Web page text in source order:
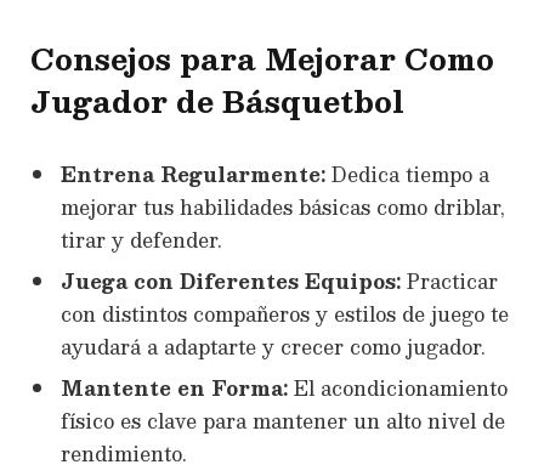
Consejos para Mejorar Como
Jugador de Básquetbol
Entrena Regularmente:Dedica tiempo a
mejorar tus habilidades básicas como driblar,
tirar y defender.
Juega con Diferentes Equipos:Practicar
con distintos compañeros y estilos de juego te
ayudará a adaptarte y crecer como jugador.
Mantente en Forma:El acondicionamiento
físico es clave para mantener un alto nivel de
rendimiento.